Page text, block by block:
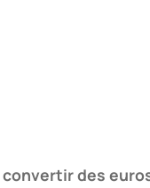
des